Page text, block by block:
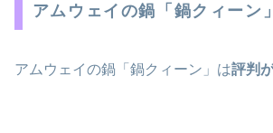
アムウェイの鍋「鍋クィーン」
アムウェイの鍋「鍋クィーン」は評判